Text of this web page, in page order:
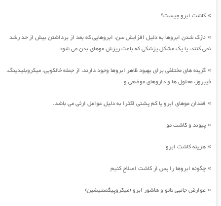
» کاشت ابرو چیست؟
» نازک شدن ابروها به دلیل افزایش سن، ابروهایی که بعد از برداشتن بیش از حد رشد
نمی کنند، یا یک مشکل پزشکی که باعث ریزش موهای بدن می شود
» گزینه های مختلفی برای بهبود ظاهر ابروها وجود دارند، از جمله خالکوبی، میکروبلیدینگ،
فیبروز، محلول ها و داروهای موضعی و
» فقدان موهای ابرو یا کم پشتی اکثرا به دلیل عوامل ارثی می باشد.
» پیوند و کاشت مو
» هزینه کاشت ابرو
» چگونه ابروها را پس از کاشت اصلاح کنیم
» عوارض جانبی تاتو و هاشور ابرو (میکروپیگمنتیشین)